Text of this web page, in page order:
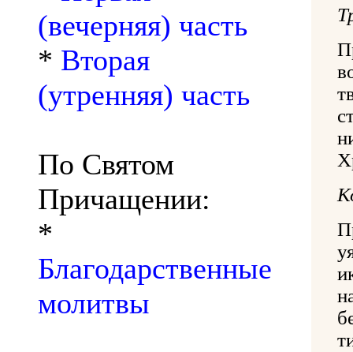
(вечерняя) часть
* Вторая
(утренняя) часть
По Святом
Причащении:
*
Благодарственные
молитвы